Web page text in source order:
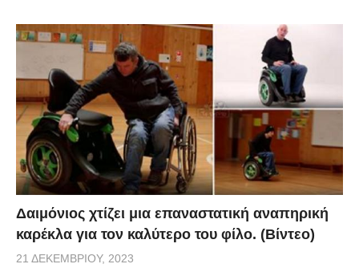
Δαιμόνιος χτίζει μια επαναστατική αναπηρική
καρέκλα για τον καλύτερο του φίλο. (Βίντεο)
21 ΔΕΚΕΜΒΡΊΟΥ, 2023